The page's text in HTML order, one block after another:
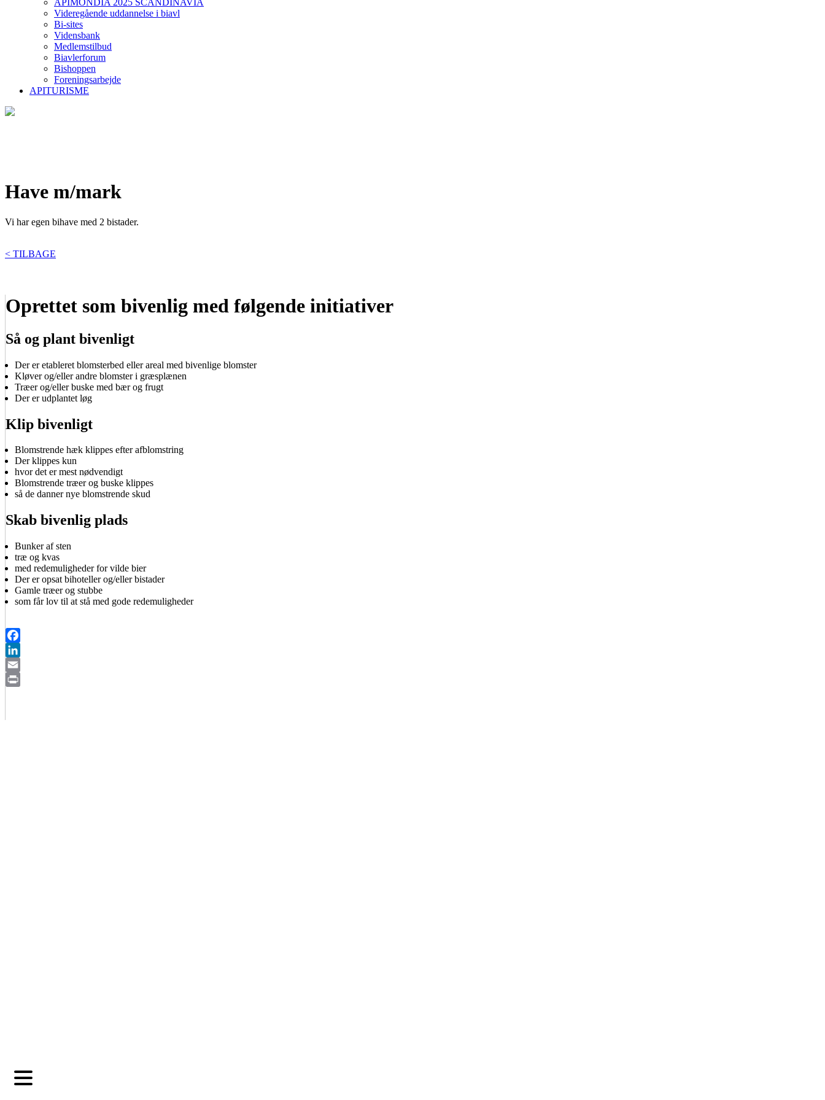
APIMONDIA 2025 SCANDINAVIA
Videregående uddannelse i biavl
Bi-sites
Vidensbank
Medlemstilbud
Biavlerforum
Bishoppen
Foreningsarbejde
APITURISME
Have m/mark
Vi har egen bihave med 2 bistader.
< TILBAGE
Oprettet som bivenlig med følgende initiativer
Så og plant bivenligt
Der er etableret blomsterbed eller areal med bivenlige blomster
Kløver og/eller andre blomster i græsplænen
Træer og/eller buske med bær og frugt
Der er udplantet løg
Klip bivenligt
Blomstrende hæk klippes efter afblomstring
Der klippes kun
hvor det er mest nødvendigt
Blomstrende træer og buske klippes
så de danner nye blomstrende skud
Skab bivenlig plads
Bunker af sten
træ og kvas
med redemuligheder for vilde bier
Der er opsat bihoteller og/eller bistader
Gamle træer og stubbe
som får lov til at stå med gode redemuligheder
Facebook
LinkedIn
Email